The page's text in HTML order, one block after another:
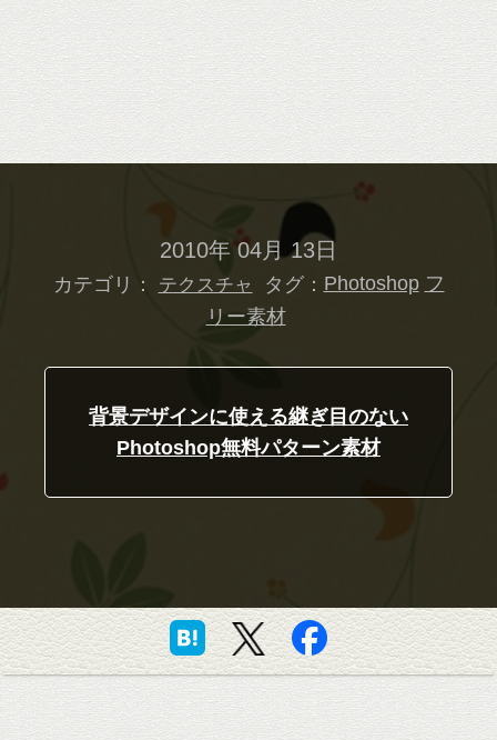
2010年 04月 13日
カテゴリ： テクスチャ タグ： Photoshop フ
リー素材
背景デザインに使える継ぎ目のない
Photoshop無料パターン素材